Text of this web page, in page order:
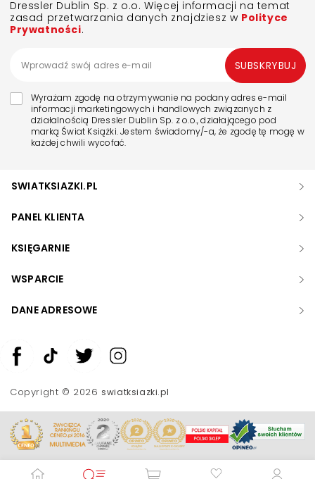
Dressler Dublin Sp. z o.o. Więcej informacji na temat
zasad przetwarzania danych znajdziesz w Polityce
Prywatności.
Wyrażam zgodę na otrzymywanie na podany adres e-mail
informacji marketingowych i handlowych związanych z
działalnością Dressler Dublin Sp. z o.o., działającego pod
marką Świat Książki. Jestem świadomy/-a, że zgodę tę mogę w
każdej chwili wycofać.
SUBSKRYBUJ
SWIATKSIAZKI.PL
PANEL KLIENTA
KSIĘGARNIE
WSPARCIE
DANE ADRESOWE
Copyright © 2026swiatksiazki.pl
Zwiększ rozmiar czcionki
Skala szarości